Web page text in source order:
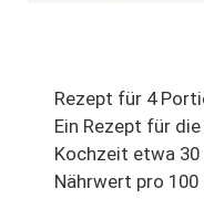
Rezept für 4
Ein Rezept für
Kochzeit etwa 30
Nährwert pro 100